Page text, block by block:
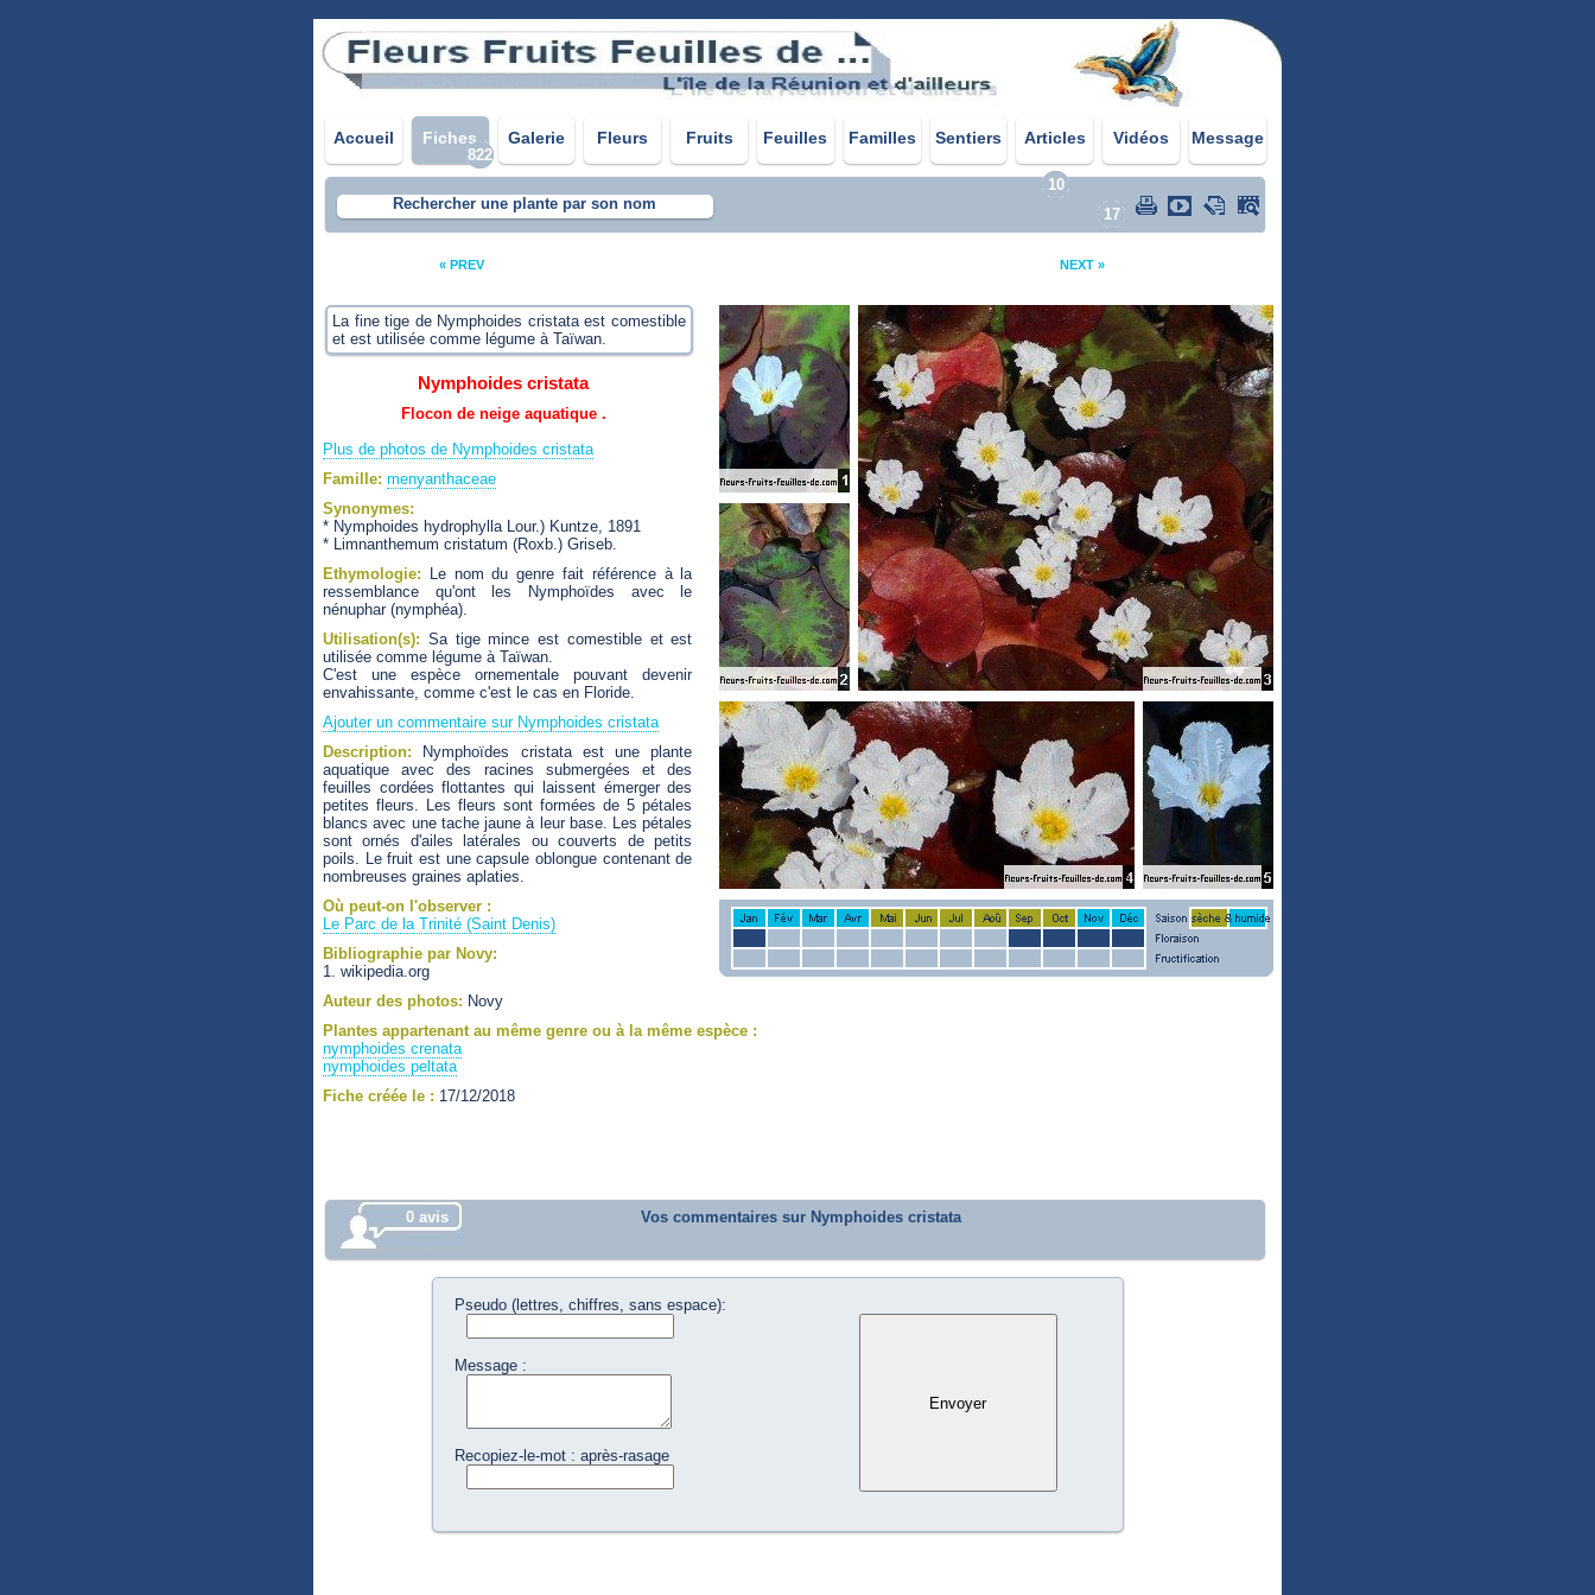
Accueil Fiches Galerie Fleurs Fruits Feuilles Familles Sentiers Articles Vidéos Message
822
10
17
Rechercher une plante par son nom
« PREV NEXT »
La fine tige de Nymphoides cristata est comestible
et est utilisée comme légume à Taïwan.
Nymphoides cristata
Flocon de neige aquatique .
Plus de photos de Nymphoides cristata
Famille: menyanthaceae
Synonymes:
* Nymphoides hydrophylla Lour.) Kuntze, 1891
* Limnanthemum cristatum (Roxb.) Griseb.
Ethymologie: Le nom du genre fait référence à la
ressemblance qu'ont les Nymphoïdes avec le
nénuphar (nymphéa).
Utilisation(s): Sa tige mince est comestible et est
utilisée comme légume à Taïwan.
C'est une espèce ornementale pouvant devenir
envahissante, comme c'est le cas en Floride.
Ajouter un commentaire sur Nymphoides cristata
Description: Nymphoïdes cristata est une plante
aquatique avec des racines submergées et des
feuilles cordées flottantes qui laissent émerger des
petites fleurs. Les fleurs sont formées de 5 pétales
blancs avec une tache jaune à leur base. Les pétales
sont ornés d'ailes latérales ou couverts de petits
poils. Le fruit est une capsule oblongue contenant de
nombreuses graines aplaties.
Où peut-on l'observer :
Le Parc de la Trinité (Saint Denis)
Bibliographie par Novy:
1. wikipedia.org
Auteur des photos: Novy
Plantes appartenant au même genre ou à la même espèce :
nymphoides crenata
nymphoides peltata
Fiche créée le : 17/12/2018
0 avis Vos commentaires sur Nymphoides cristata
Pseudo (lettres, chiffres, sans espace):
Message :
Recopiez-le-mot : après-rasage